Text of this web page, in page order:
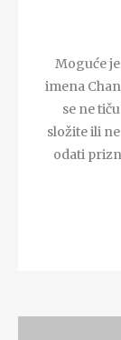
Moguće
imena
se ne
složite ili
odati